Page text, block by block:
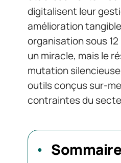
digitalisent leur
amélioration
organisation sous 12
un miracle, mais le
mutation
outils conçus sur-
contraintes du
Sommaire